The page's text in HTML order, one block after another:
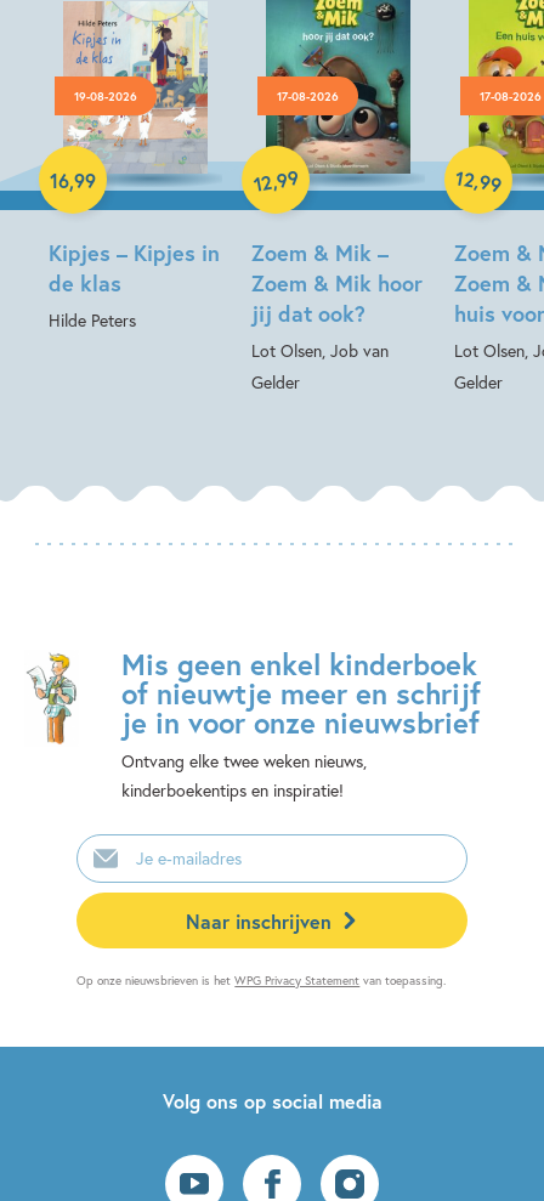
19-08-2026
Kipjes – Kipjes in
de klas
Hilde Peters
16,99
Hardcover
17-08-2026
Zoem & Mik –
Zoem & Mik hoor
jij dat ook?
Lot Olsen, Job van
Gelder
12,99
Hardcover
17-08-2026
Zoem &
Zoem &
huis
Lot Olsen,
Gelder
12,99
Hardcover
Mis geen enkel kinderboek
of nieuwtje meer en schrijf
je in voor onze nieuwsbrief
Ontvang elke twee weken nieuws,
kinderboekentips en inspiratie!
E-
mailadres
Naar inschrijven
Op onze nieuwsbrieven is hetWPG Privacy Statement van toepassing.
Volg ons op social media